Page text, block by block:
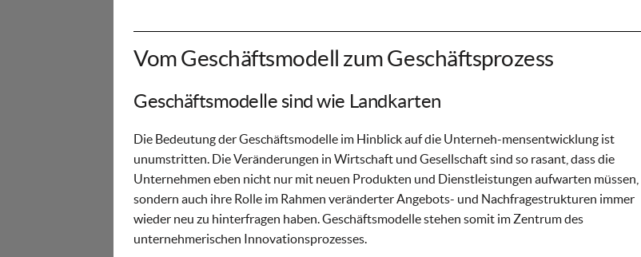
Vom Geschäftsmodell zum Geschäftsprozess
Geschäftsmodelle sind wie Landkarten
Die Bedeutung der Geschäftsmodelle im Hinblick auf die Unterneh-mensentwicklung ist
unumstritten. Die Veränderungen in Wirtschaft und Gesellschaft sind so rasant, dass die
Unternehmen eben nicht nur mit neuen Produkten und Dienstleistungen aufwarten müssen,
sondern auch ihre Rolle im Rahmen veränderter Angebots- und Nachfragestrukturen immer
wieder neu zu hinterfragen haben. Geschäftsmodelle stehen somit im Zentrum des
unternehmerischen Innovationsprozesses.